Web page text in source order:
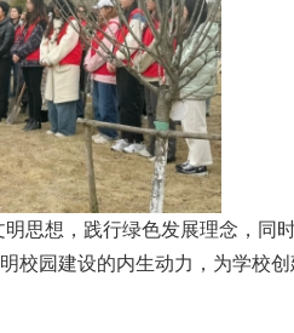
思想，践行绿色发展理念，同
校园建设的内生动力，为学校